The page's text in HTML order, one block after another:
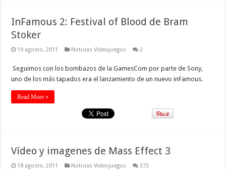
InFamous 2: Festival of Blood de Bram
Stoker
19 agosto, 2011 Noticias Videojuegos 2
Seguimos con los bombazos de la GamesCom por parte de Sony,
uno de los más tapados era el lanzamiento de un nuevo inFamous.
Read More »
Vídeo y imagenes de Mass Effect 3
18 agosto, 2011 Noticias Videojuegos 373